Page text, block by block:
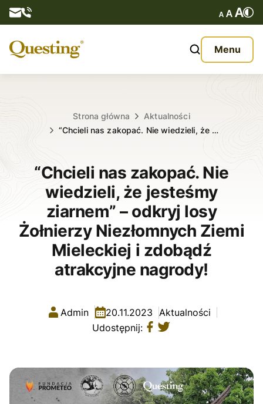
Menu
O nas
Kontakt
Strona główna
Aktualności
“Chcieli nas zakopać. Nie wiedzieli, że …
“Chcieli nas zakopać. Nie
wiedzieli, że jesteśmy
ziarnem” – odkryj losy
Żołnierzy Niezłomnych Ziemi
Mieleckiej i zdobądź
atrakcyjne nagrody!
Admin 20.11.2023 Aktualności
Udostępnij: